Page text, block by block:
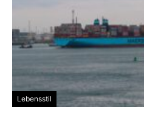
Lebensstil